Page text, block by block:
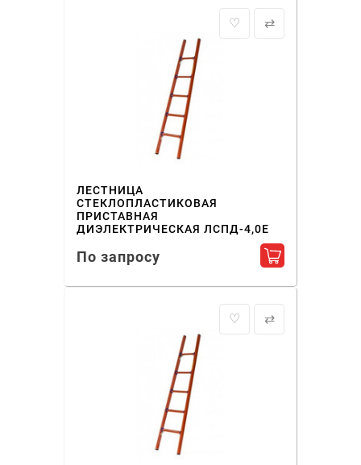
♡ ⇄
ЛЕСТНИЦА
СТЕКЛОПЛАСТИКОВАЯ
ПРИСТАВНАЯ
ДИЭЛЕКТРИЧЕСКАЯ ЛСПД-4,0Е
По запросу Добавить в
♡ ⇄